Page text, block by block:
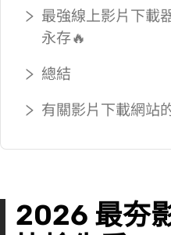
最強線上影片下載
永存🔥
總結
有關影片下載網站
2026 最夯